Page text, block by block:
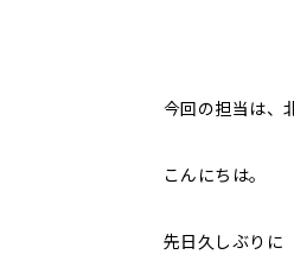
今回の担当は、
こんにちは。
先日久しぶりに